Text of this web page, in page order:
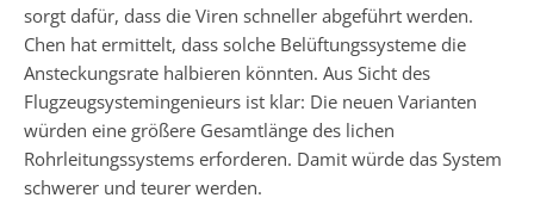
sorgt dafür, dass die Viren schneller abgeführt werden.
Chen hat ermittelt, dass solche Belüftungssysteme die
Ansteckungsrate halbieren könnten. Aus Sicht des
Flugzeugsystemingenieurs ist klar: Die neuen Varianten
würden eine größere Gesamtlänge des lichen
Rohrleitungssystems erforderen. Damit würde das System
schwerer und teurer werden.